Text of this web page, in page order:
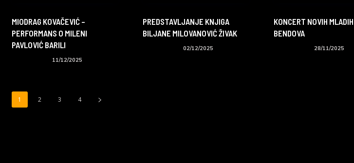
MIODRAG KOVAČEVIĆ –
PERFORMANS O MILENI
PAVLOVIĆ BARILI
11/12/2025
PREDSTAVLJANJE KNJIGA
BILJANE MILOVANOVIĆ ŽIVAK
02/12/2025
KONCERT NOVIH MLADIH
BENDOVA
28/11/2025
1 2 3 4